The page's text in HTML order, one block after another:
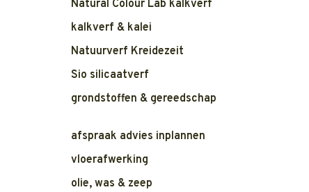
Natural Colour Lab kalkverf
kalkverf & kalei
Natuurverf Kreidezeit
Sio silicaatverf
grondstoffen & gereedschap
afspraak advies inplannen
vloerafwerking
olie, was & zeep